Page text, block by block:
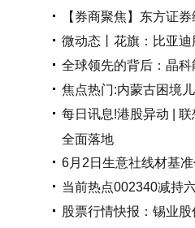
【券商聚焦】东方证
微动态丨花旗：比亚
全球领先的背后：晶
焦点热门:内蒙古困境
每日讯息!港股异动 |
全面落地
6月2日生意社线材基
当前热点002340减持
股票行情快报：锡业